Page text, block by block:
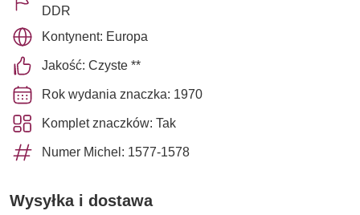
DDR
Kontynent: Europa
Jakość: Czyste **
Rok wydania znaczka: 1970
Komplet znaczków: Tak
Numer Michel: 1577-1578
Wysyłka i dostawa